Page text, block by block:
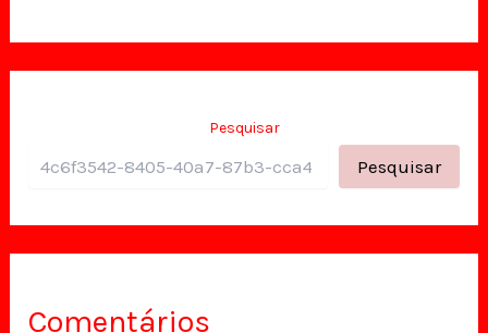
Pesquisar
Pesquisar
Comentários